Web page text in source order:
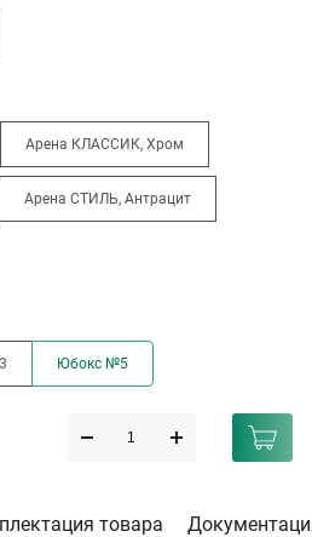
Арена КЛАССИК, Хром
Арена СТИЛЬ, Антрацит
Юбокс №5
товара